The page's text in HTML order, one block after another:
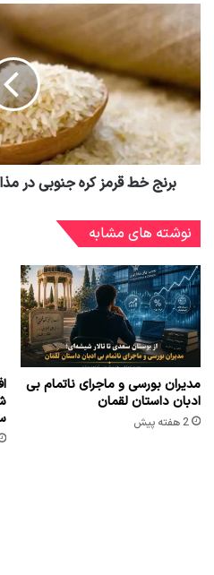
برنج خط قرمز کره جنوبی در
نوشته های مشابه
مدیران بورسی و ماجرای ناتمام بی
ادبان داستان لقمان
2 هفته پیش